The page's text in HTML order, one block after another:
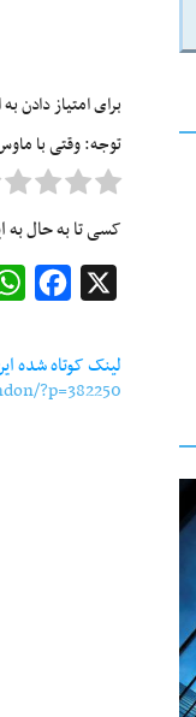
برای امتیاز دادن
توجه: وقتی با
کسی تا به حال به
لینک کوتاه شده
?p=382250